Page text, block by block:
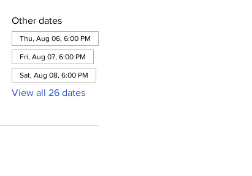
Other dates
Thu, Aug 06, 6:00 PM
Fri, Aug 07, 6:00 PM
Sat, Aug 08, 6:00 PM
View all 26 dates